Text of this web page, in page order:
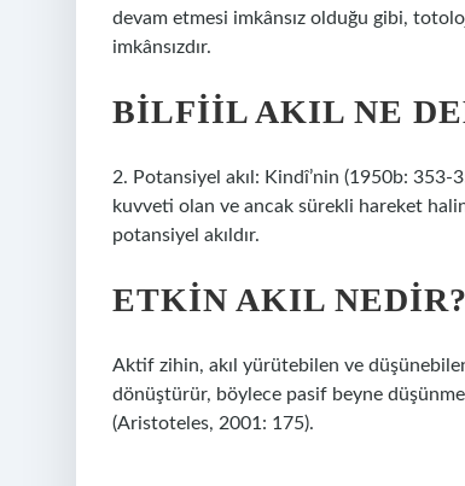
devam etmesi imkânsız olduğu gibi,
imkânsızdır.
BILFIIL AKIL NE
2. Potansiyel akıl: Kindî’nin (1950b:
kuvveti olan ve ancak sürekli hareket
potansiyel akıldır.
ETKIN AKIL NEDIR?
Aktif zihin, akıl yürütebilen ve
dönüştürür, böylece pasif beyne düşünme
(Aristoteles, 2001: 175).